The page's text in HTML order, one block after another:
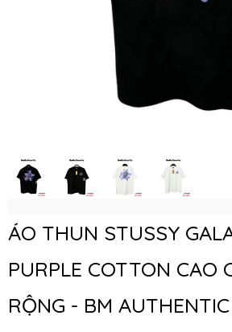
ÁO THUN STUSSY
PURPLE COTTON CAO
RỘNG - BM AUTHENTIC